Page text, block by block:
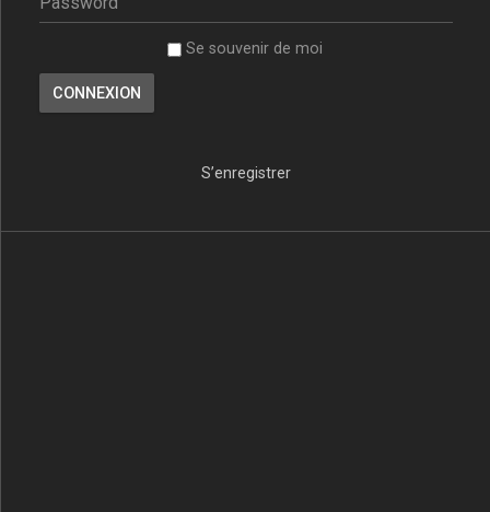
Se souvenir de moi
S’enregistrer